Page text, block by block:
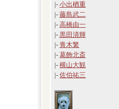
|- 小出楢重
|- 藤島武二
|- 高橋由一
|- 黒田清輝
|- 青木繁
|- 葛飾北斎
|- 横山大観
|- 佐伯祐三